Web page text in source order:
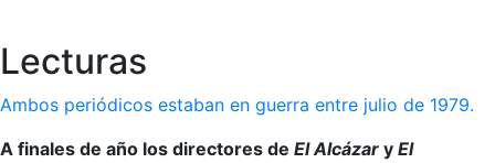
Lecturas
Ambos periódicos estaban en guerra entre julio de 1979.
A finales de año los directores de El Alcázar y El